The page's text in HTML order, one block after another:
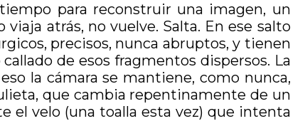
para reconstruir una imagen, un
atrás, no vuelve. Salta. En ese salto
precisos, nunca abruptos, y tienen
de esos fragmentos dispersos. La
la cámara se mantiene, como nunca,
que cambia repentinamente de un
el velo (una toalla esta vez) que intenta